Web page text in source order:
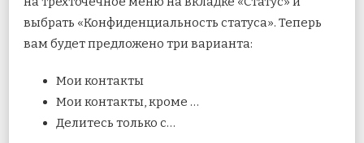
выбрать «Конфиденциальность статуса». Теперь
вам будет предложено три варианта:
Мои контакты
Мои контакты, кроме …
Делитесь только с…